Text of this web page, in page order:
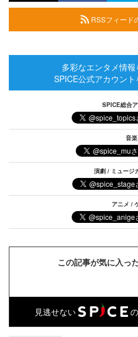
RSSフィード
多彩なエンタメ情
SPICE公式アカウント
SPICE総合
音楽
演劇 / ミュージ
アニメ /
この記事が気に入っ
見逃せない